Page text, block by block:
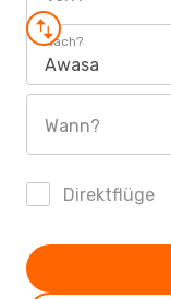
Nach?
Awasa
Wann?
Direktflüge